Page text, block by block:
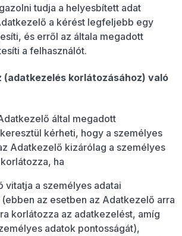
tudja a helyesbített adat
a kérést legfeljebb egy
és erről az általa megadott
a felhasználót.
(adatkezelés korlátozásához) való
által megadott
kérheti, hogy a személyes
Adatkezelő kizárólag a személyes
ha
vitatja a személyes adatai
az esetben az Adatkezelő arra
korlátozza az adatkezelést, amíg
adatok pontosságát),